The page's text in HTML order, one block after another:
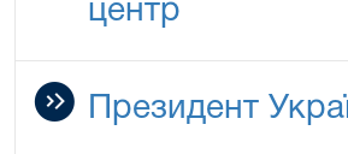
центр
Президент